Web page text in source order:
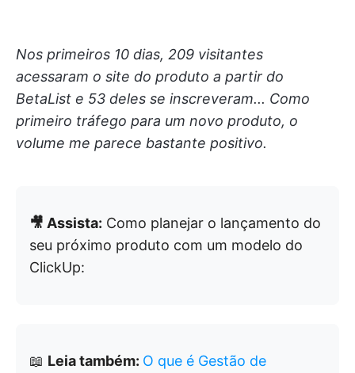
Nos primeiros 10 dias, 209 visitantes
acessaram o site do produto a partir do
BetaList e 53 deles se inscreveram... Como
primeiro tráfego para um novo produto, o
volume me parece bastante positivo.
🎥 Assista: Como planejar o lançamento do
seu próximo produto com um modelo do
ClickUp:
📖 Leia também: O que é Gestão de